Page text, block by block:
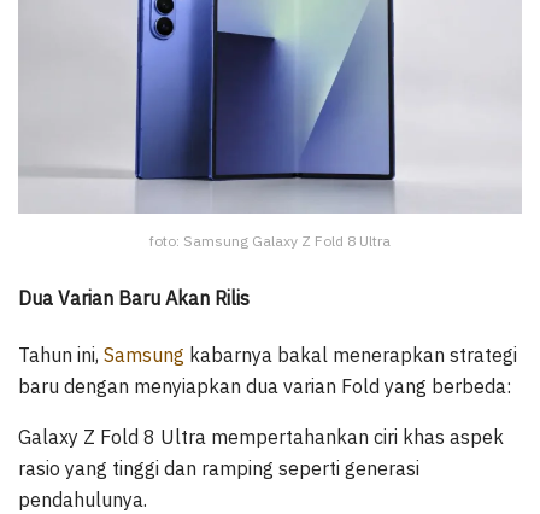
foto: Samsung Galaxy Z Fold 8 Ultra
Dua Varian Baru Akan Rilis
Tahun ini, Samsung kabarnya bakal menerapkan strategi
baru dengan menyiapkan dua varian Fold yang berbeda:
Galaxy Z Fold 8 Ultra mempertahankan ciri khas aspek
rasio yang tinggi dan ramping seperti generasi
pendahulunya.